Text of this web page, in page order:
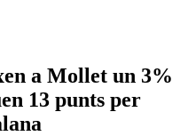
a Mollet un 3%
13 punts per